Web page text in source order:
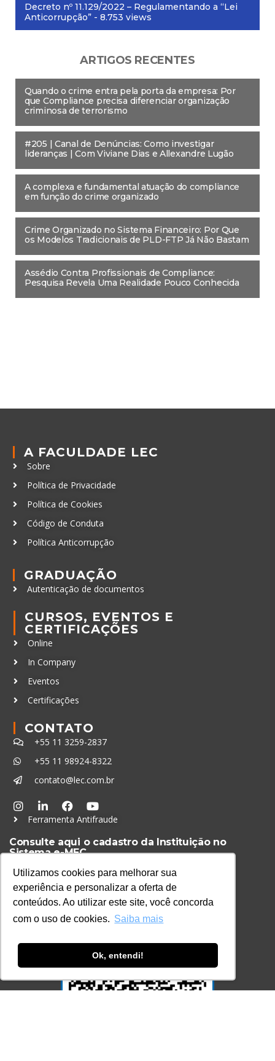
Utilizamos cookies para melhorar sua
experiência e personalizar a oferta de
conteúdos. Ao utilizar este site, você concorda
com o uso de cookies. Saiba mais
Ok, entendi!
Decreto nº 11.129/2022 – Regulamentando a “Lei
Anticorrupção” - 8.753 views
ARTIGOS RECENTES
Quando o crime entra pela porta da empresa: Por
que Compliance precisa diferenciar organização
criminosa de terrorismo
#205 | Canal de Denúncias: Como investigar
lideranças | Com Viviane Dias e Allexandre Lugão
A complexa e fundamental atuação do compliance
em função do crime organizado
Crime Organizado no Sistema Financeiro: Por Que
os Modelos Tradicionais de PLD-FTP Já Não Bastam
Assédio Contra Profissionais de Compliance:
Pesquisa Revela Uma Realidade Pouco Conhecida
A FACULDADE LEC
Sobre
Política de Privacidade
Política de Cookies
Código de Conduta
Política Anticorrupção
GRADUAÇÃO
Autenticação de documentos
CURSOS, EVENTOS E
CERTIFICAÇÕES
Online
In Company
Eventos
Certificações
CONTATO
+55 11 3259-2837
+55 11 98924-8322
contato@lec.com.br
Ferramenta Antifraude
Consulte aqui o cadastro da Instituição no
Sistema e-MEC